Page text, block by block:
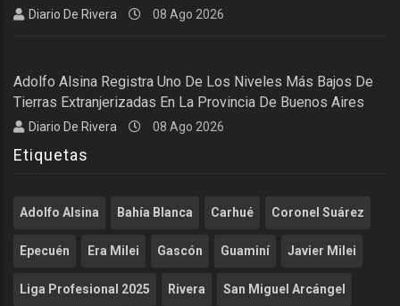
Diario De Rivera 08 Ago 2026
Adolfo Alsina Registra Uno De Los Niveles Más Bajos De
Tierras Extranjerizadas En La Provincia De Buenos Aires
Diario De Rivera 08 Ago 2026
Etiquetas
Adolfo Alsina Bahía Blanca Carhué Coronel Suárez
Epecuén Era Milei Gascón Guaminí Javier Milei
Liga Profesional 2025 Rivera San Miguel Arcángel